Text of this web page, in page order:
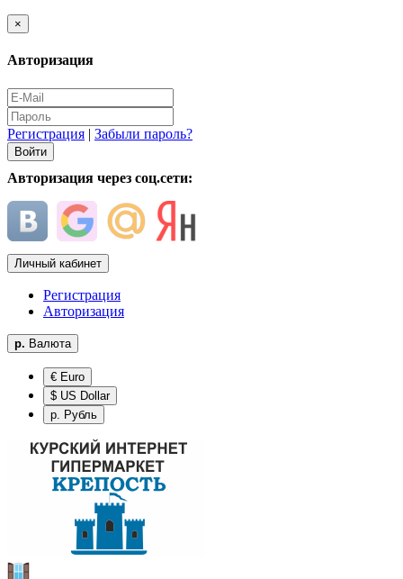
×
Авторизация
Регистрация | Забыли пароль?
Авторизация через соц.сети:
Личный кабинет
Регистрация
Авторизация
р. Валюта
€ Euro
$ US Dollar
р. Рубль